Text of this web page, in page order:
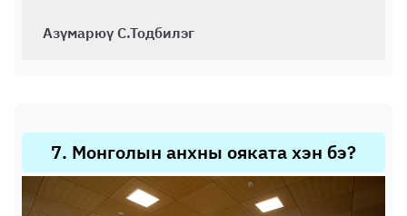
Азүмарюү С.Тодбилэг
7. Монголын анхны ояката хэн бэ?